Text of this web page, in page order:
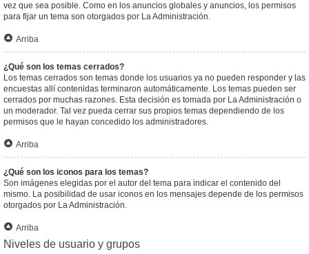
vez que sea posible. Como en los anuncios globales y anuncios, los permisos
para fijar un tema son otorgados por La Administración.
Arriba
¿Qué son los temas cerrados?
Los temas cerrados son temas donde los usuarios ya no pueden responder y las
encuestas allí contenidas terminaron automáticamente. Los temas pueden ser
cerrados por muchas razones. Esta decisión es tomada por La Administración o
un moderador. Tal vez pueda cerrar sus propios temas dependiendo de los
permisos que le hayan concedido los administradores.
Arriba
¿Qué son los iconos para los temas?
Son imágenes elegidas por el autor del tema para indicar el contenido del
mismo. La posibilidad de usar iconos en los mensajes depende de los permisos
otorgados por La Administración.
Arriba
Niveles de usuario y grupos